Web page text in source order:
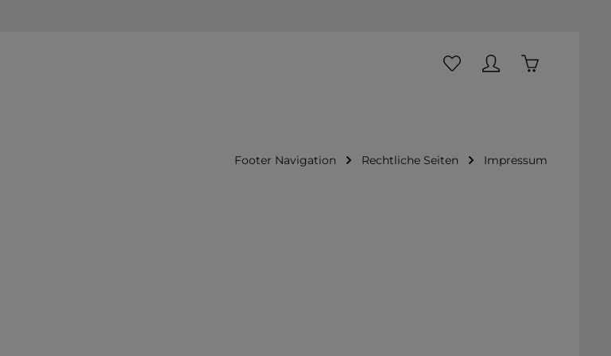
Du hast 0 Produkte auf
Footer Navigation Rechtliche Seiten Impressum